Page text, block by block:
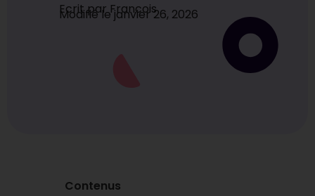
Ecrit parFrancois
Modifié le janvier 26, 2026
Contenus